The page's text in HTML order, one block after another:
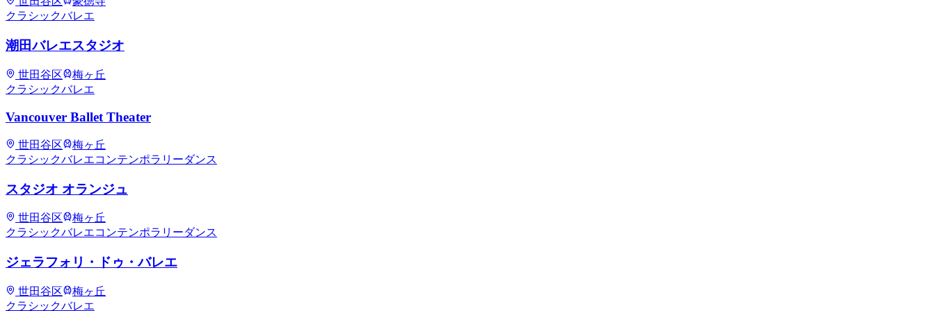
クラシックバレエ
潮田バレエスタジオ
世田谷区
梅ヶ丘
クラシックバレエ
Vancouver Ballet Theater
世田谷区
梅ヶ丘
クラシックバレエコンテンポラリーダンス
スタジオ オランジュ
世田谷区
梅ヶ丘
クラシックバレエコンテンポラリーダンス
ジェラフォリ・ドゥ・バレエ
世田谷区
梅ヶ丘
クラシックバレエ